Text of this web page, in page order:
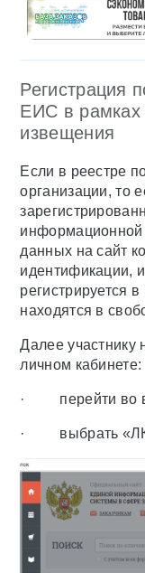
Регистрация
ЕИС в рамках
извещения
Если в реестре
организации, то
данных на сайт
идентификации,
регистрируется
находятся в
Далее участнику
личном кабинете:
· перейти во
· выбрать «ЛК